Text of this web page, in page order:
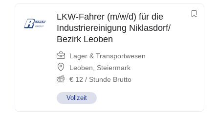
LKW-Fahrer (m/w/d) für die
Industriereinigung Niklasdorf/
Bezirk Leoben
Lager & Transportwesen
Leoben
Steiermark
€ 12 / Stunde Brutto
Vollzeit